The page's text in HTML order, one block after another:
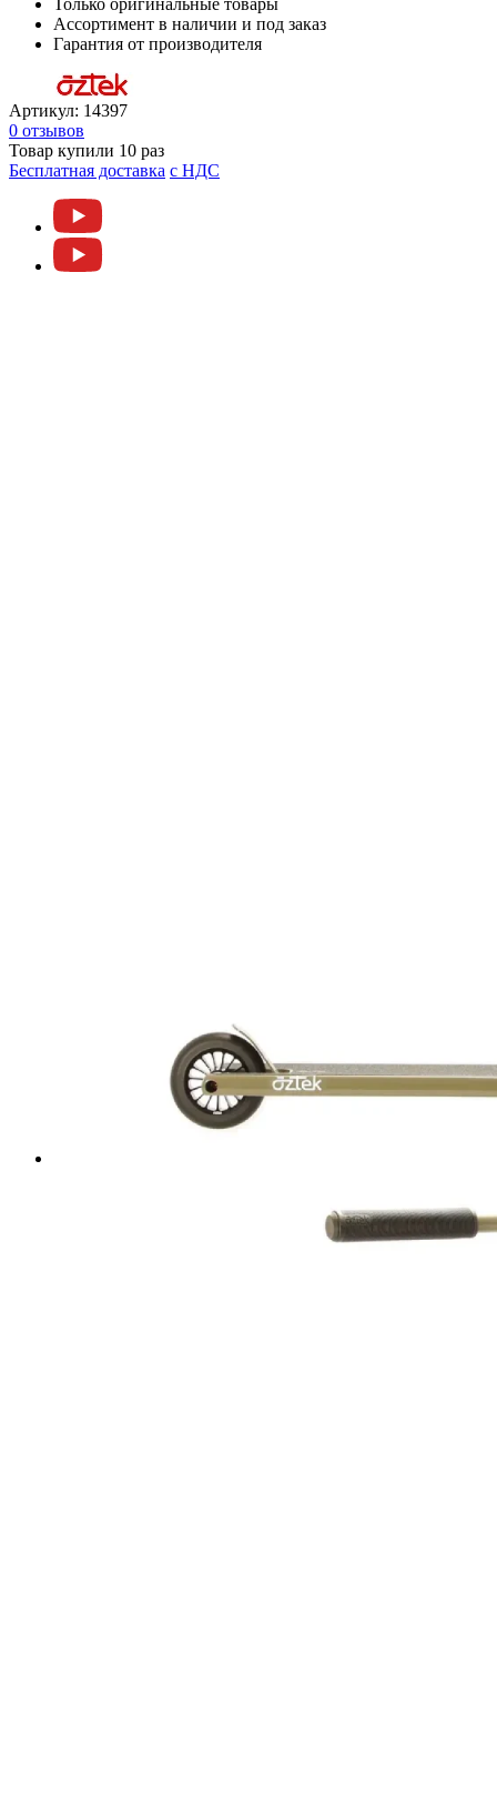
Ассортимент в наличии и под заказ
Гарантия от производителя
Артикул: 14397
0 отзывов
Товар купили 10 раз
Бесплатная доставка c НДС